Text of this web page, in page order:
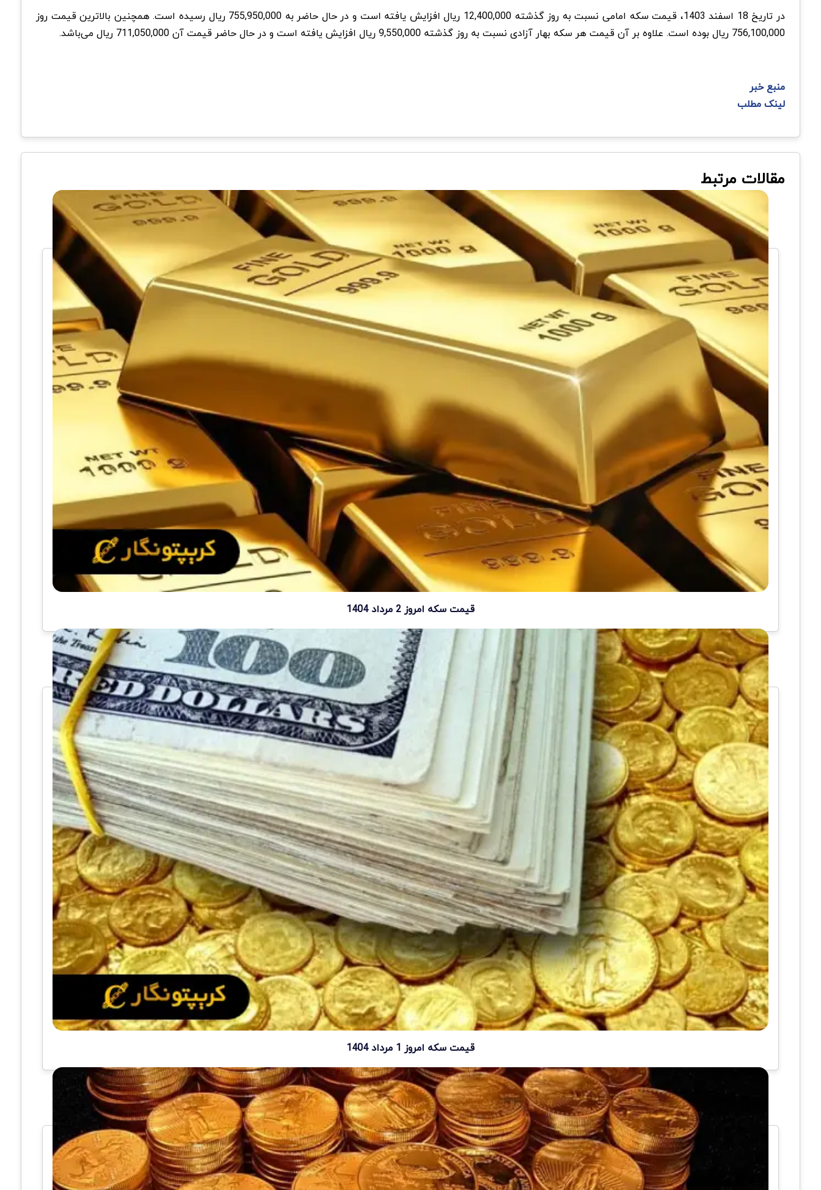
در تاریخ 18 اسفند 1403، قیمت سکه امامی نسبت به روز گذشته 12,400,000 ریال افزایش یافته است و در حال حاضر به 755,950,000 ریال رسیده است. همچنین بالاترین قیمت روز
756,100,000 ریال بوده است. علاوه بر آن قیمت هر سکه بهار آزادی نسبت به روز گذشته 9,550,000 ریال افزایش یافته است و در حال حاضر قیمت آن 711,050,000 ریال می‌باشد.
منبع خبر
لینک مطلب
مقالات مرتبط
قیمت سکه امروز 2 مرداد 1404
قیمت سکه امروز 1 مرداد 1404